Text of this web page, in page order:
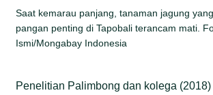
Saat kemarau panjang, tanaman jagung
pangan penting di Tapobali terancam mati.
Ismi/Mongabay Indonesia
Penelitian Palimbong dan kolega (2018)